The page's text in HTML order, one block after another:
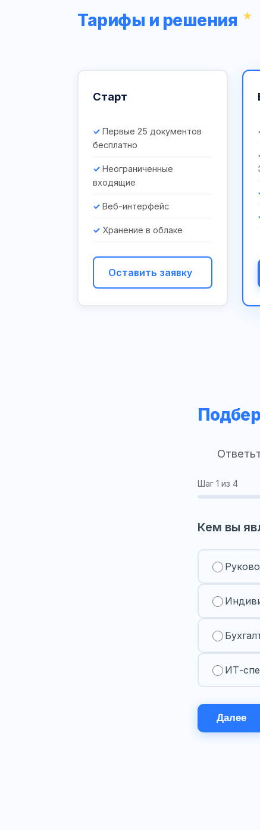
Тарифы и решения
Старт
Первые 25 документов
бесплатно
Неограниченные
входящие
Веб-интерфейс
Хранение в облаке
Оставить заявку
Шаг 1 из 4
Кем вы
ИТ-
Далее